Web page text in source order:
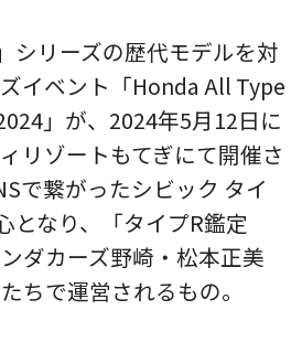
シリーズの歴代モデルを対
イベント「Honda All Type
」が、2024年5月12日に
リゾートもてぎにて開催さ
で繋がったシビック タイ
となり、「タイプR鑑定
ダカーズ野崎・松本正美
ちで運営されるもの。